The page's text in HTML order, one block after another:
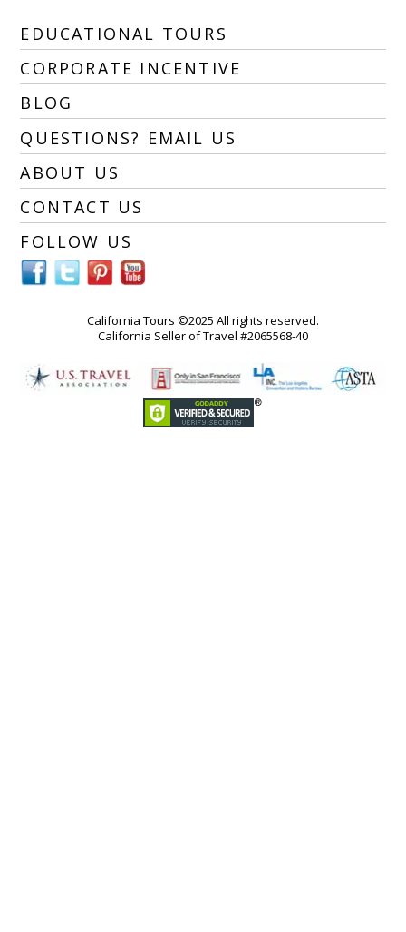
EDUCATIONAL TOURS
CORPORATE INCENTIVE
BLOG
QUESTIONS? EMAIL US
ABOUT US
CONTACT US
FOLLOW US
California Tours ©2025 All rights reserved.
California Seller of Travel #2065568-40